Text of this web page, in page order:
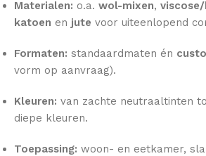
Materialen: o.a. wol-mixen,
katoen en jute voor uiteenlopend
Formaten: standaardmaten én
vorm op aanvraag).
Kleuren: van zachte neutraaltinten
diepe kleuren.
Toepassing: woon- en eetkamer,